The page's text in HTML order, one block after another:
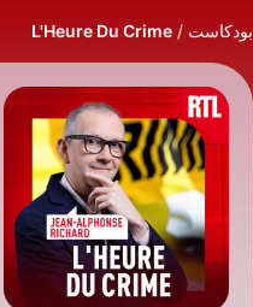
بودكاست L'Heure Du Crime